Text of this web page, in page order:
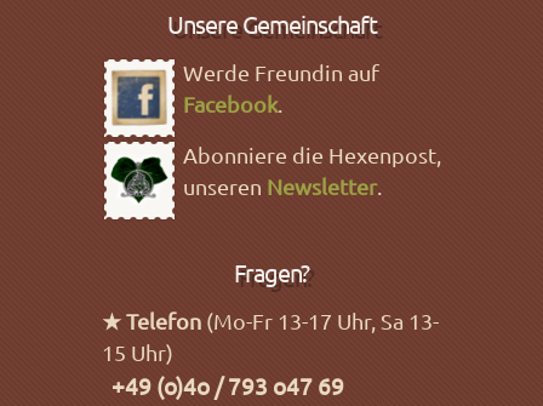
Unsere Gemeinschaft
Werde Freundin auf
Facebook.
Abonniere die Hexenpost,
unseren Newsletter.
Fragen?
★ Telefon (Mo-Fr 13-17 Uhr, Sa 13-
15 Uhr)
+49 (o)4o / 793 o47 69